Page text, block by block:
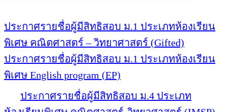
ประกาศรายชื่อผู้มีสิทธิสอบ ม.1 ประเภทห้องเรียน
พิเศษ คณิตศาสตร์ – วิทยาศาสตร์ (Gifted)
ประกาศรายชื่อผู้มีสิทธิสอบ ม.1 ประเภทห้องเรียน
พิเศษ English program (EP)
ประกาศรายชื่อผู้มีสิทธิสอบ ม.4 ประเภท